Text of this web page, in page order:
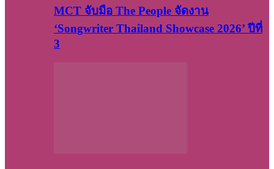
MCT จับมือ The People จัดงาน
‘Songwriter Thailand Showcase 2026’ ปีที่
3